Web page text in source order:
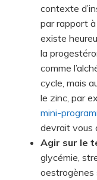
contexte
par rapport à
existe
la
comme
cycle, mais
le zinc, par
mini-
devrait vous
Agir sur le
glycémie,
oestrogènes